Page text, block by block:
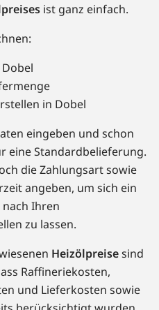
ist ganz einfach.
in Dobel
eingeben und schon
eine Standardbelieferung.
die Zahlungsart sowie
angeben, um sich ein
Ihren
zu lassen.
Heizölpreisesind
Raffineriekosten,
und Lieferkosten sowie